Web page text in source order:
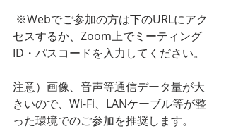
※Webでご参加の方は下のURLにアク
セスするか、Zoom上でミーティング
ID・パスコードを入力してください。
注意）画像、音声等通信データ量が大
きいので、Wi-Fi、LANケーブル等が整
った環境でのご参加を推奨します。